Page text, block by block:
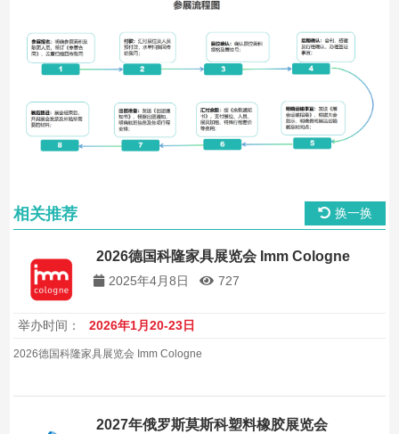
相关推荐 换一换
2026德国科隆家具展览会 Imm Cologne
2025年4月8日 727
举办时间： 2026年1月20-23日
2026德国科隆家具展览会 Imm Cologne
2027年俄罗斯莫斯科塑料橡胶展览会